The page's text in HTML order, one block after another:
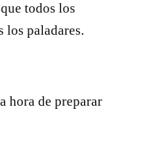
todos los
los paladares.
hora de preparar